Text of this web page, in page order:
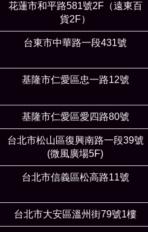
花蓮市和平路581號2F（遠東百
貨2F）
台東市中華路一段431號
基隆市仁愛區忠一路12號
基隆市仁愛區愛四路80號
台北市松山區復興南路一段39號
(微風廣場5F)
台北市信義區松高路11號
台北市大安區溫州街79號1樓